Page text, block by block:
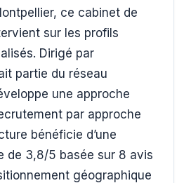
ce cabinet de
sur les profils
Dirigé par
partie du réseau
une approche
par approche
bénéficie d’une
de 3,8/5 basée sur 8 avis
géographique